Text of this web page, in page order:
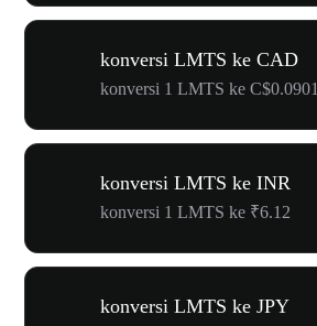
konversi LMTS ke CAD
konversi 1 LMTS ke C$0.0901
konversi LMTS ke INR
konversi 1 LMTS ke ₹6.12
konversi LMTS ke JPY